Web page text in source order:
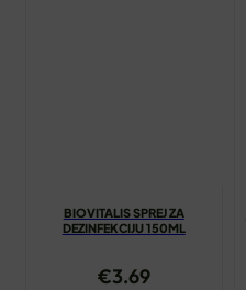
BIOVITALIS SPREJ ZA
DEZINFEKCIJU 150ML
€3.69